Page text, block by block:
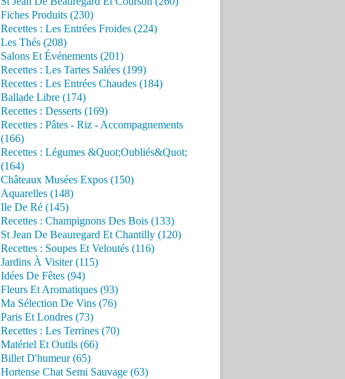
Fiches Produits (230)
Recettes : Les Entrées Froides (224)
Les Thés (208)
Salons Et Événements (201)
Recettes : Les Tartes Salées (199)
Recettes : Les Entrées Chaudes (184)
Ballade Libre (174)
Recettes : Desserts (169)
Recettes : Pâtes - Riz - Accompagnements
(166)
Recettes : Légumes &Quot;Oubliés&Quot;
(164)
Châteaux Musées Expos (150)
Aquarelles (148)
Ile De Ré (145)
Recettes : Champignons Des Bois (133)
St Jean De Beauregard Et Chantilly (120)
Recettes : Soupes Et Veloutés (116)
Jardins À Visiter (115)
Idées De Fêtes (94)
Fleurs Et Aromatiques (93)
Ma Sélection De Vins (76)
Paris Et Londres (73)
Recettes : Les Terrines (70)
Matériel Et Outils (66)
Billet D'humeur (65)
Hortense Chat Semi Sauvage (63)